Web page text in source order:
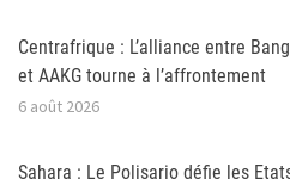
Centrafrique : L’alliance entre
et AAKG tourne à l’affrontement
6 août 2026
Sahara : Le Polisario défie les